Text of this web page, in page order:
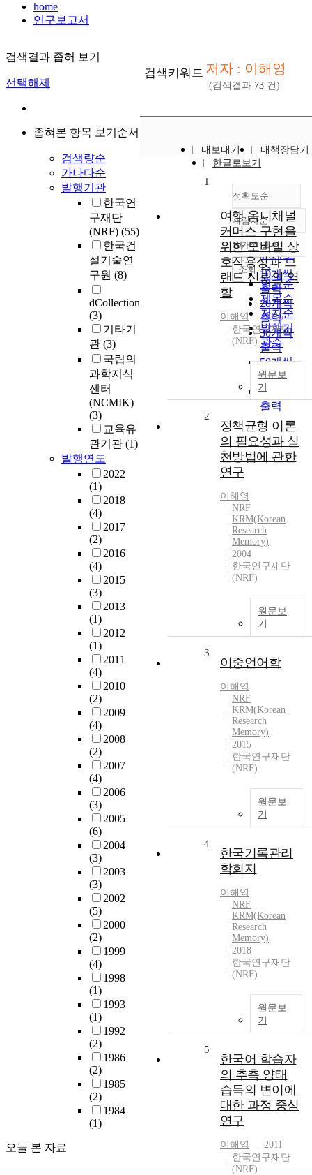
home
연구보고서
검색결과 좁혀 보기
선택해제
좁혀본 항목 보기순서
검색량순
가나다순
발행기관
한국연
구재단
(NRF) (55)
한국건
설기술연
구원 (8)
dCollection
(3)
기타기
관 (3)
국립의
과학지식
센터
(NCMIK)
(3)
교육유
관기관 (1)
발행연도
2022
(1)
2018
(4)
2017
(2)
2016
(4)
2015
(3)
2013
(1)
2012
(1)
2011
(4)
2010
(2)
2009
(4)
2008
(2)
2007
(4)
2006
(3)
2005
(6)
2004
(3)
2003
(3)
2002
(5)
2000
(2)
1999
(4)
1998
(1)
1993
(1)
1992
(2)
1986
(2)
1985
(2)
1984
(1)
오늘 본 자료
검색키워드 저자 : 이해영
(검색결과 73 건)
내보내기
내책장담기
한글로보기
정확도순
정확도
순
인기도
순
연도순
제목순
저자순
발행기
관순
내림차순
내림차순
10개씩 출력
10개씩
출력
20개씩
출력
30개씩
출력
50개씩
출력
100개씩
출력
조회
1
여행 옴니채널
커머스 구현을
위한 모바일 상
호작용성과 브
랜드 신뢰의 역
할
이해영
2016
한국연구재단
(NRF)
원문보
기
2
정책균형 이론
의 필요성과 실
천방법에 관한
연구
이해영
NRF
KRM(Korean
Research
Memory)
2004
한국연구재단
(NRF)
원문보
기
3
이중언어학
이해영
NRF
KRM(Korean
Research
Memory)
2015
한국연구재단
(NRF)
원문보
기
4
한국기록관리
학회지
이해영
NRF
KRM(Korean
Research
Memory)
2018
한국연구재단
(NRF)
원문보
기
5
한국어 학습자
의 추측 양태
습득의 변이에
대한 과정 중심
연구
이해영
2011
한국연구재단
(NRF)